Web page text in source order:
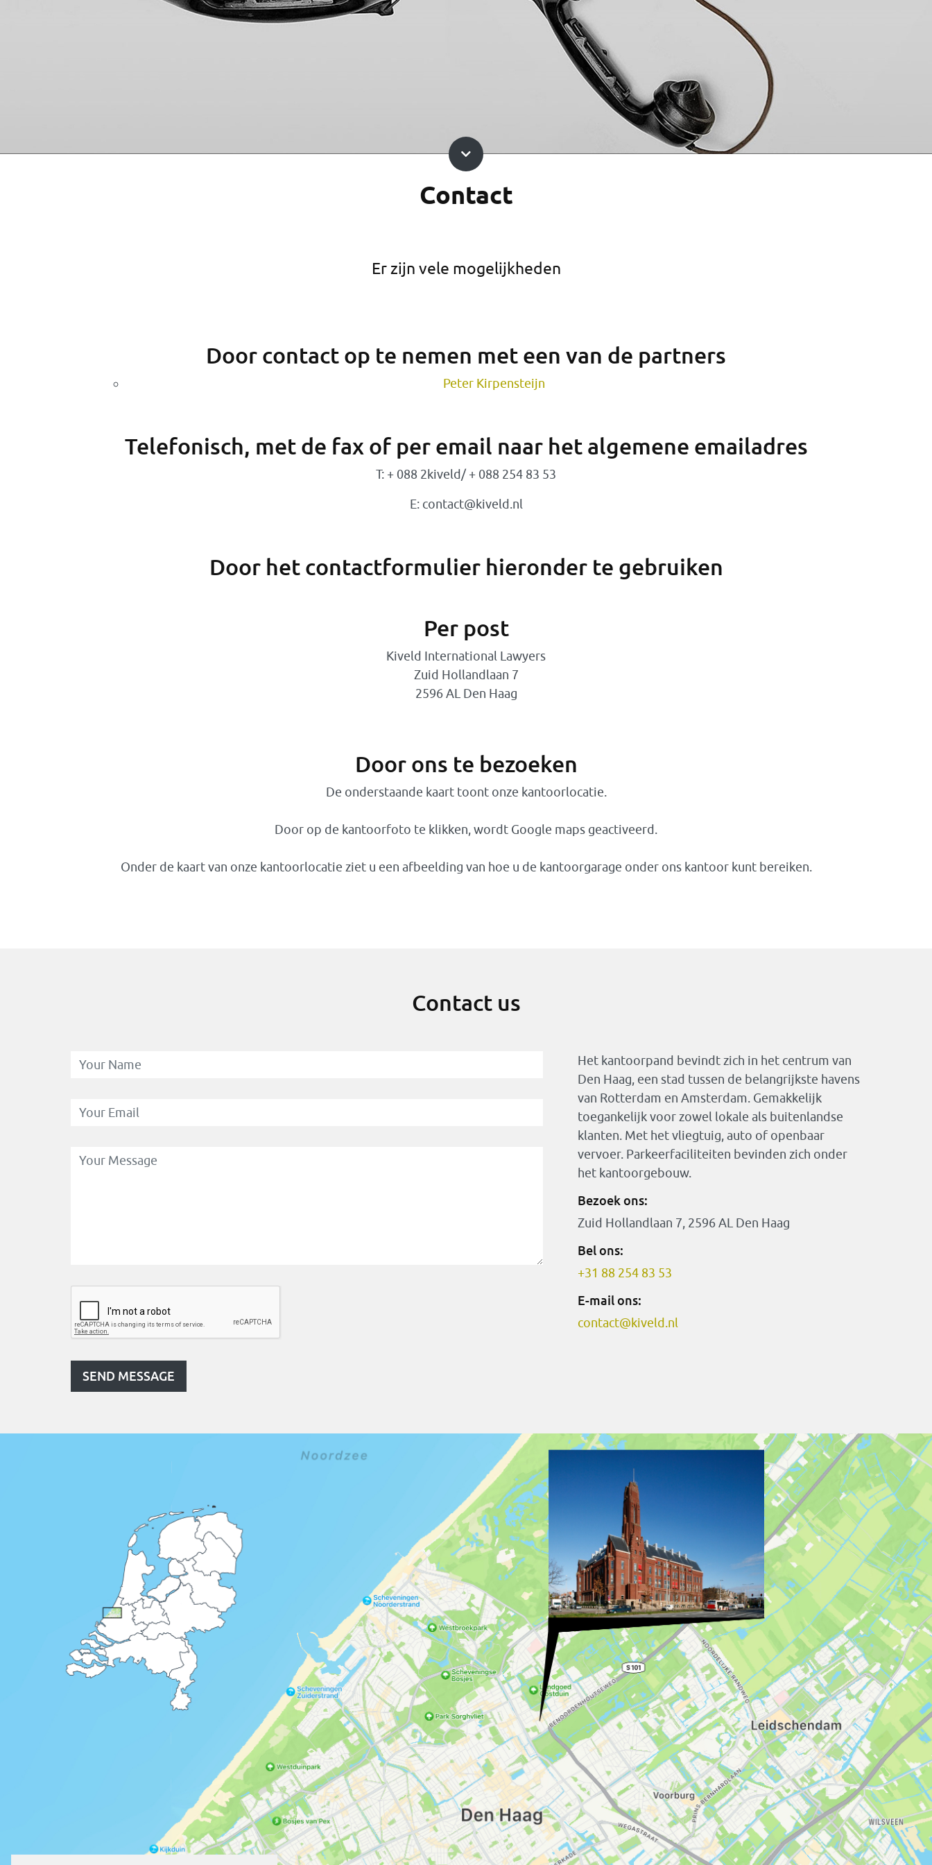
Contact
Er zijn vele mogelijkheden
Door contact op te nemen met een van de partners
Peter Kirpensteijn
Telefonisch, met de fax of per email naar het algemene emailadres
T: + 088 2kiveld/ + 088 254 83 53
E: contact@kiveld.nl
Door het contactformulier hieronder te gebruiken
Per post
Kiveld International Lawyers
Zuid Hollandlaan 7
2596 AL Den Haag
Door ons te bezoeken
De onderstaande kaart toont onze kantoorlocatie.
Door op de kantoorfoto te klikken, wordt Google maps geactiveerd.
Onder de kaart van onze kantoorlocatie ziet u een afbeelding van hoe u de kantoorgarage onder ons kantoor kunt bereiken.
Contact us
Your Name*
Your Email*
Your Message*
Het kantoorpand bevindt zich in het centrum van
Den Haag, een stad tussen de belangrijkste havens
van Rotterdam en Amsterdam. Gemakkelijk
toegankelijk voor zowel lokale als buitenlandse
klanten. Met het vliegtuig, auto of openbaar
vervoer. Parkeerfaciliteiten bevinden zich onder
het kantoorgebouw.
Bezoek ons:
Zuid Hollandlaan 7, 2596 AL Den Haag
Bel ons:
+31 88 254 83 53
E-mail ons:
contact@kiveld.nl